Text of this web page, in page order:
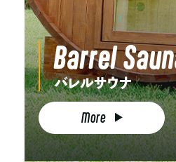
Barrel
バレルサウナ
More